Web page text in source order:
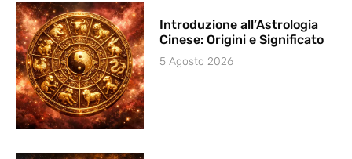
Introduzione all’Astrologia
Cinese: Origini e Significato
5 Agosto 2026